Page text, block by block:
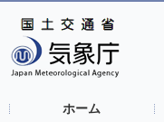
ホーム